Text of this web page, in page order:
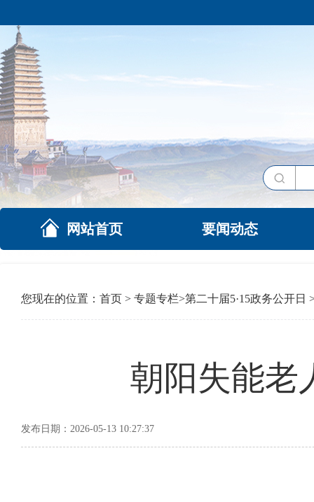
网站首页 要闻动态
您现在的位置： 首页 > 专题专栏>第二十届5·15政务公开日
朝阳失能老
发布日期：2026-05-13 10:27:37